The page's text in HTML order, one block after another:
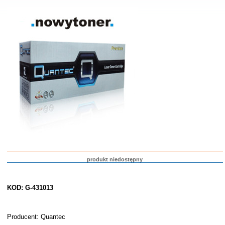
produkt niedostępny
KOD: G-431013
Producent: Quantec